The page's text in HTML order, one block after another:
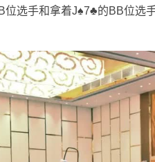
选手和拿着J♠️7♣️的BB位选